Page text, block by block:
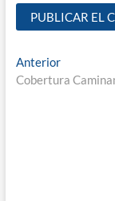
Anterior
Cobertura